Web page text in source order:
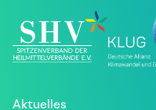
Aktuelles